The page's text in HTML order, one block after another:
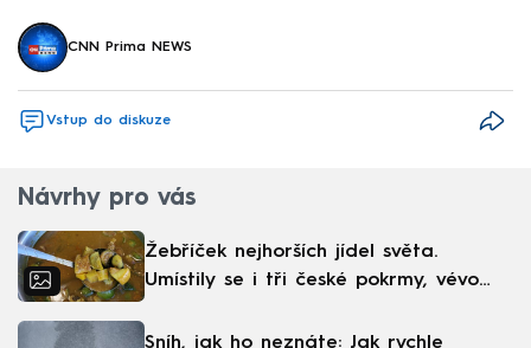
CNN Prima NEWS
Vstup do diskuze
Návrhy pro vás
Žebříček nejhorších jídel světa.
Umístily se i tři české pokrmy, vévodí
Sníh, jak ho neznáte: Jak rychle